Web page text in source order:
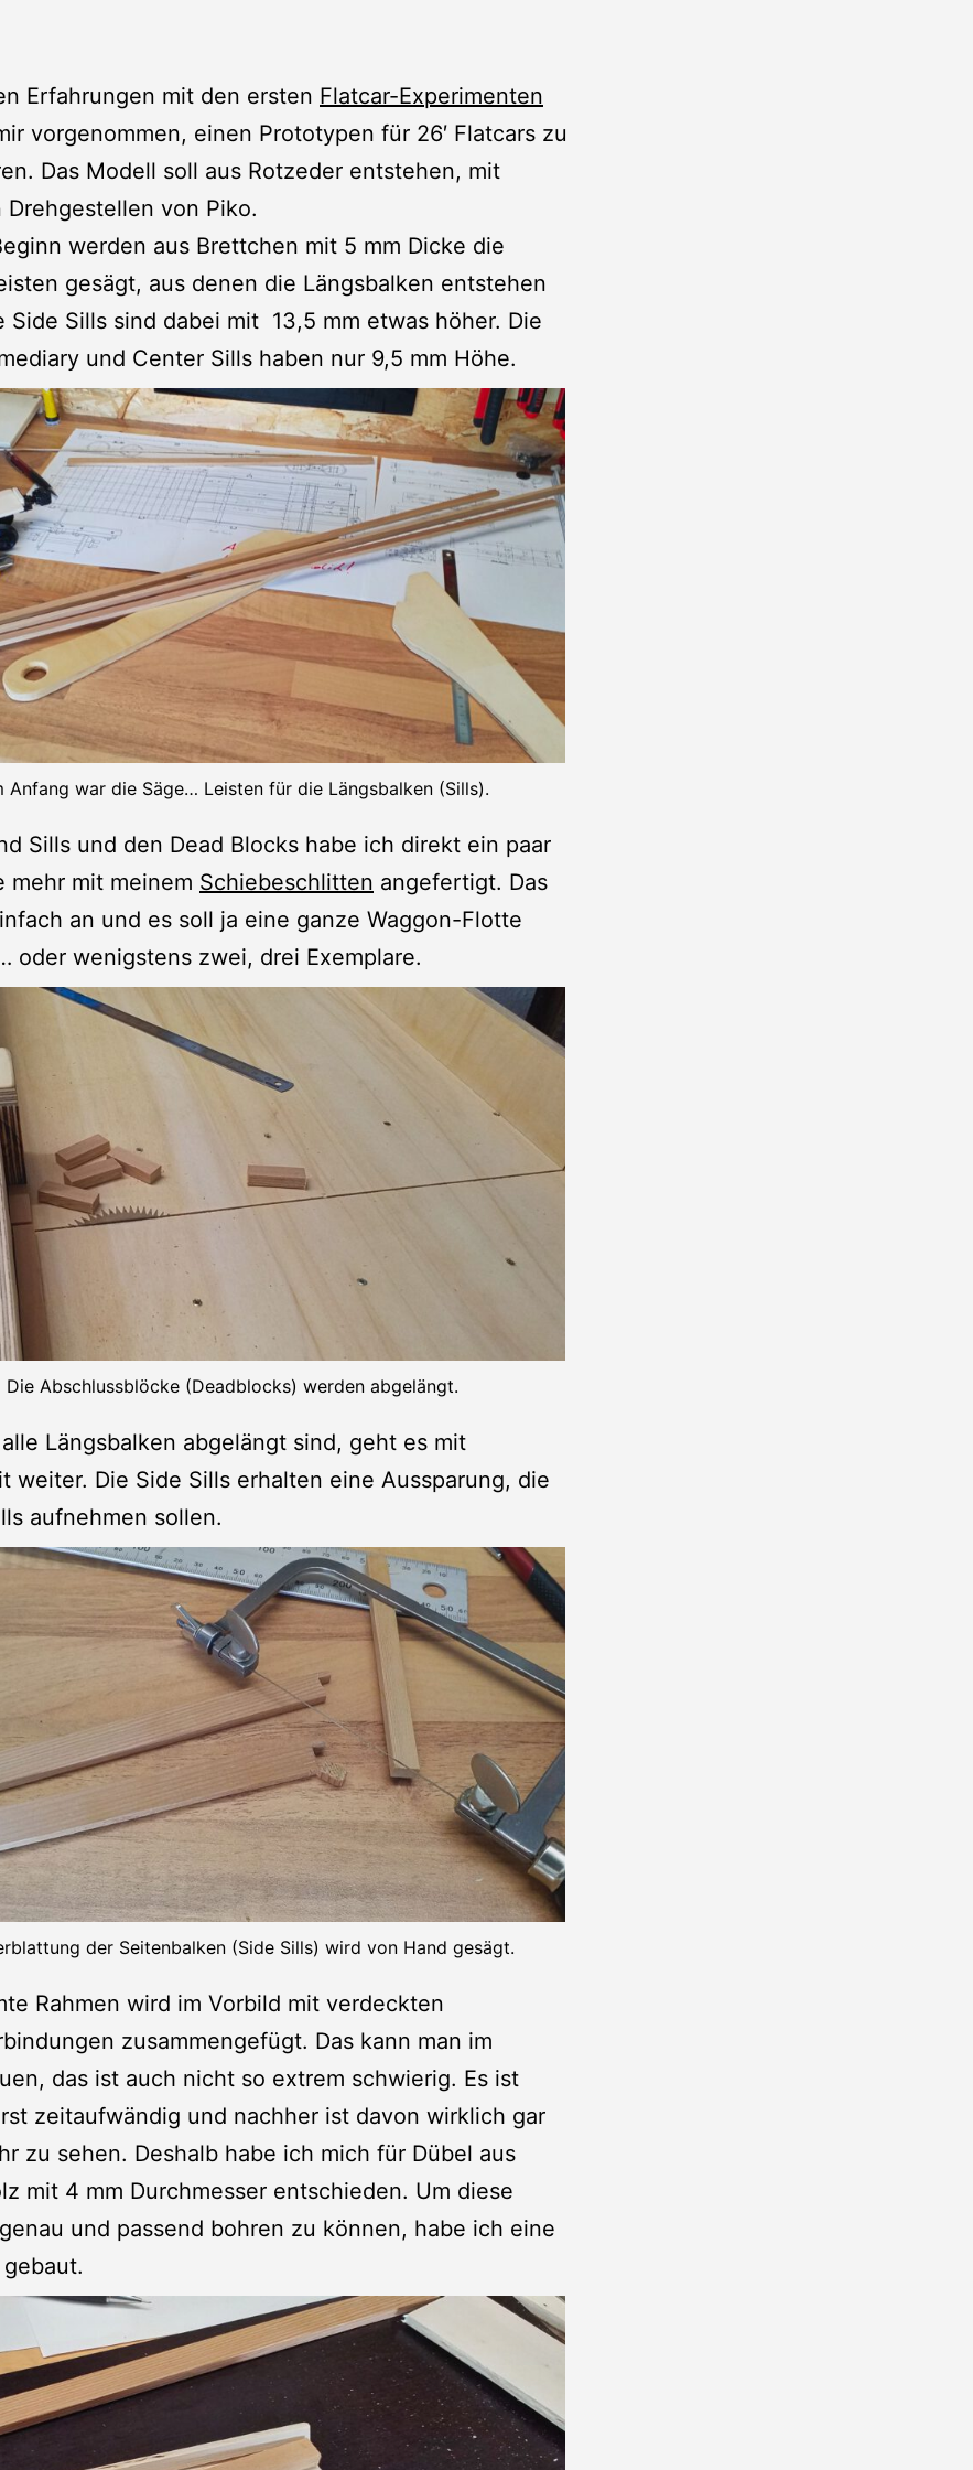
Erfahrungen mit den ersten Flatcar-Experimenten
vorgenommen, einen Prototypen für 26′ Flatcars zu
Das Modell soll aus Rotzeder entstehen, mit
Drehgestellen von Piko.
werden aus Brettchen mit 5 mm Dicke die
gesägt, aus denen die Längsbalken entstehen
Side Sills sind dabei mit 13,5 mm etwas höher. Die
und Center Sills haben nur 9,5 mm Höhe.
Anfang war die Säge… Leisten für die Längsbalken (Sills).
Sills und den Dead Blocks habe ich direkt ein paar
mehr mit meinem Schiebeschlitten angefertigt. Das
an und es soll ja eine ganze Waggon-Flotte
oder wenigstens zwei, drei Exemplare.
Die Abschlussblöcke (Deadblocks) werden abgelängt.
Längsbalken abgelängt sind, geht es mit
weiter. Die Side Sills erhalten eine Aussparung, die
aufnehmen sollen.
der Seitenbalken (Side Sills) wird von Hand gesägt.
Rahmen wird im Vorbild mit verdeckten
zusammengefügt. Das kann man im
das ist auch nicht so extrem schwierig. Es ist
zeitaufwändig und nachher ist davon wirklich gar
zu sehen. Deshalb habe ich mich für Dübel aus
mit 4 mm Durchmesser entschieden. Um diese
und passend bohren zu können, habe ich eine